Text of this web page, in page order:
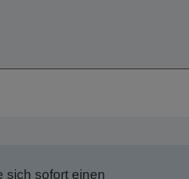
sich sofort einen